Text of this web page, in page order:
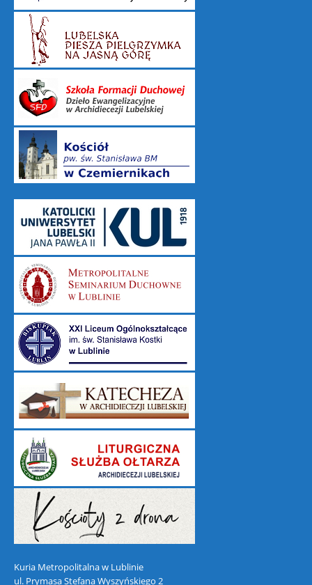
Kuria Metropolitalna w Lublinie
ul. Prymasa Stefana Wyszyńskiego 2